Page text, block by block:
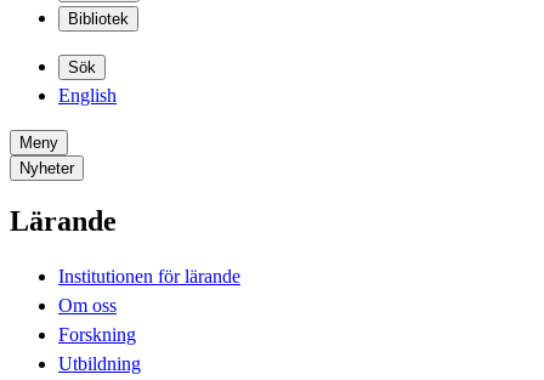
Bibliotek
Sök
English
Meny
Nyheter
Lärande
Institutionen för lärande
Om oss
Forskning
Utbildning